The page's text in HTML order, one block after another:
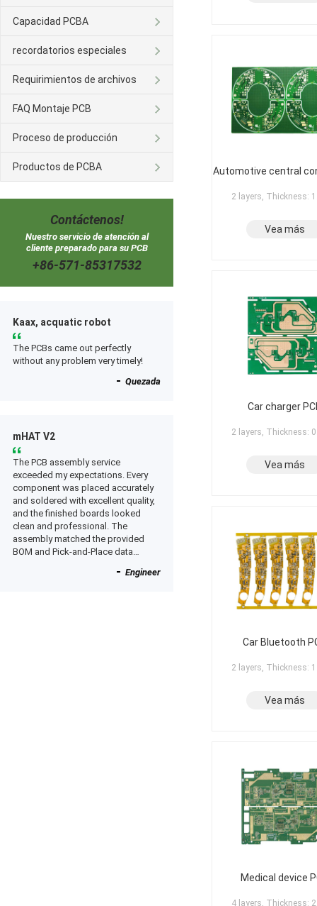
Automotive central
2 layers, Thickness:
Vea más
Car charger
2 layers, Thickness:
Vea más
Car Bluetooth
2 layers, Thickness:
Vea más
Medical device
4 layers, Thickness:
Capacidad PCBA
recordatorios especiales
Requirimientos de archivos
FAQ Montaje PCB
Proceso de producción
Productos de PCBA
Contáctenos!
Nuestro servicio de atención al
cliente preparado para su PCB
+86-571-85317532
Kaax, acquatic robot
The PCBs came out perfectly
without any problem very timely!
Quezada
mHAT V2
The PCB assembly service
exceeded my expectations. Every
component was placed accurately
and soldered with excellent quality,
and the finished boards looked
clean and professional. The
assembly matched the provided
BOM and Pick-and-Place data
expected after receiving the boards.
Engineer